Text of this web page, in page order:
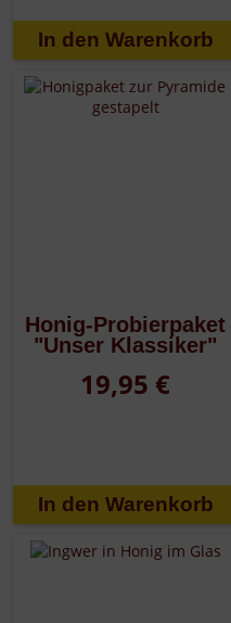
Honig-Probierpaket
"Unser Klassiker"
19,95 €